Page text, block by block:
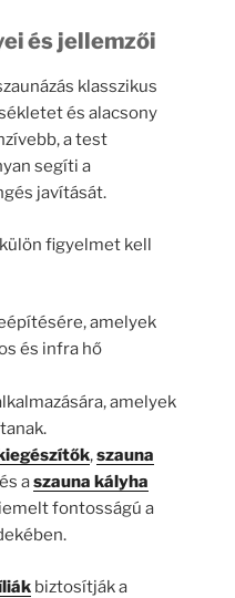
és jellemzői
klasszikus
és alacsony
a test
segíti a
javítását.
figyelmet kell
amelyek
és infra hő
amelyek
,szauna
és aszauna kályha
fontosságú a
biztosítják a